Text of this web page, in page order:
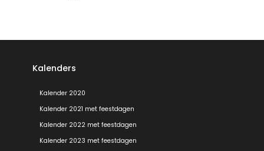
Kalenders
Kalender 2020
Kalender 2021 met feestdagen
Kalender 2022 met feestdagen
Kalender 2023 met feestdagen